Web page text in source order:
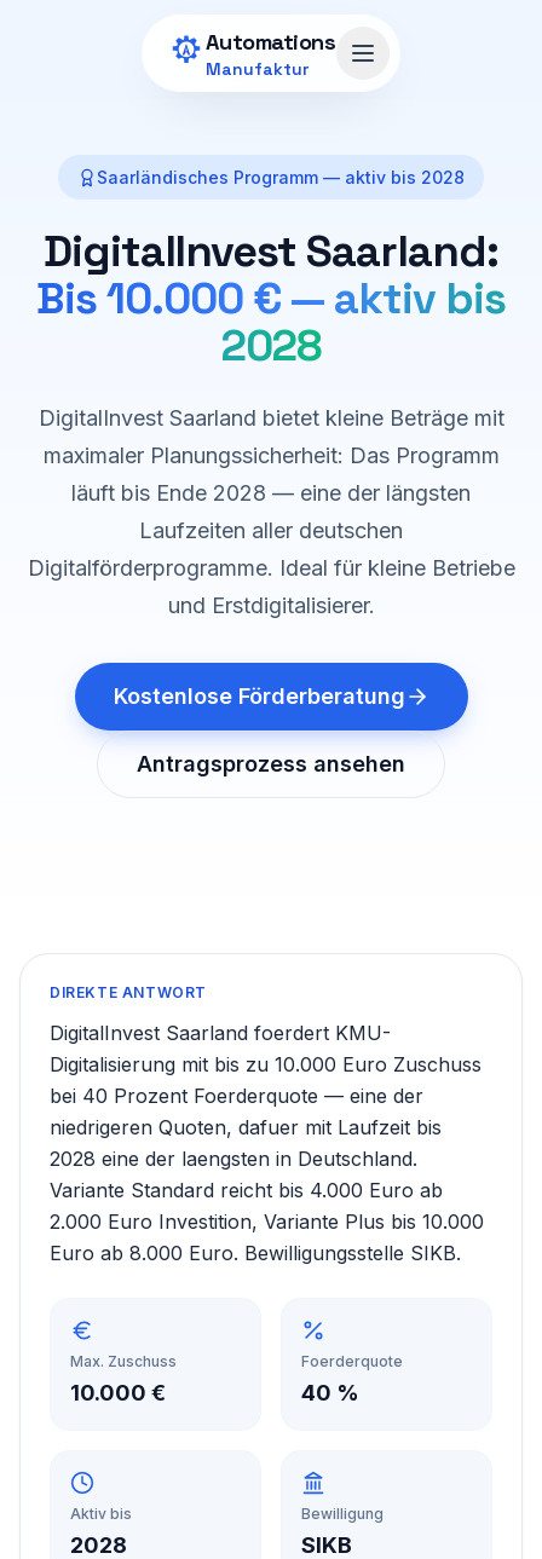
Automations
Manufaktur Menü öffnen
Saarländisches Programm — aktiv bis 2028
DigitalInvest Saarland:
Bis 10.000 € — aktiv bis
2028
DigitalInvest Saarland bietet kleine Beträge mit
maximaler Planungssicherheit: Das Programm
läuft bis Ende 2028 — eine der längsten
Laufzeiten aller deutschen
Digitalförderprogramme. Ideal für kleine Betriebe
und Erstdigitalisierer.
Kostenlose Förderberatung
Antragsprozess ansehen
Direkte Antwort
DIREKTE ANTWORT
DigitalInvest Saarland foerdert KMU-
Digitalisierung mit bis zu 10.000 Euro Zuschuss
bei 40 Prozent Foerderquote — eine der
niedrigeren Quoten, dafuer mit Laufzeit bis
2028 eine der laengsten in Deutschland.
Variante Standard reicht bis 4.000 Euro ab
2.000 Euro Investition, Variante Plus bis 10.000
Euro ab 8.000 Euro. Bewilligungsstelle SIKB.
Max. Zuschuss
10.000 €
Foerderquote
40 %
Aktiv bis
2028
Bewilligung
SIKB